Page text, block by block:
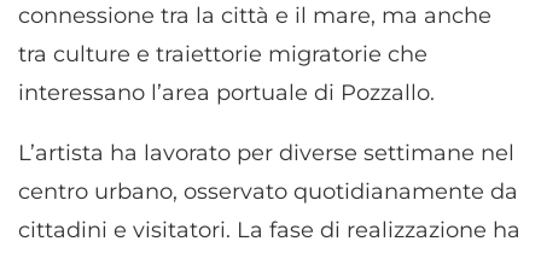
connessione tra la città e il mare, ma anche
tra culture e traiettorie migratorie che
interessano l’area portuale di Pozzallo.
L’artista ha lavorato per diverse settimane nel
centro urbano, osservato quotidianamente da
cittadini e visitatori. La fase di realizzazione ha